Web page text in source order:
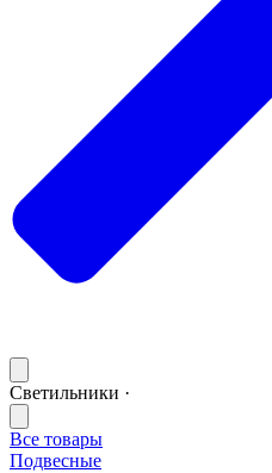
Светильники ·
Все товары
Подвесные